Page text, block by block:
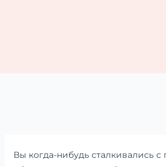
Вы когда-нибудь сталкивались